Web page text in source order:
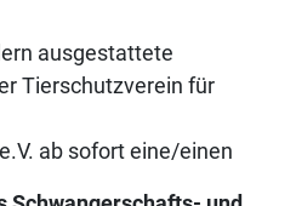
ausgestattete
Tierschutzverein für
ab sofort eine/einen